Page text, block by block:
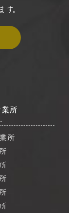
。
所
所